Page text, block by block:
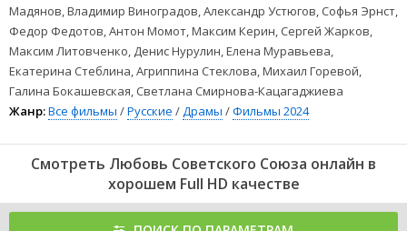
Мадянов, Владимир Виноградов, Александр Устюгов, Софья Эрнст,
Федор Федотов, Антон Момот, Максим Керин, Сергей Жарков,
Максим Литовченко, Денис Нурулин, Елена Муравьева,
Екатерина Стеблина, Агриппина Стеклова, Михаил Горевой,
Галина Бокашевская, Светлана Смирнова-Кацагаджиева
Жанр:Все фильмы /Русские /Драмы /Фильмы 2024
Смотреть Любовь Советского Союза онлайн в
хорошем Full HD качестве